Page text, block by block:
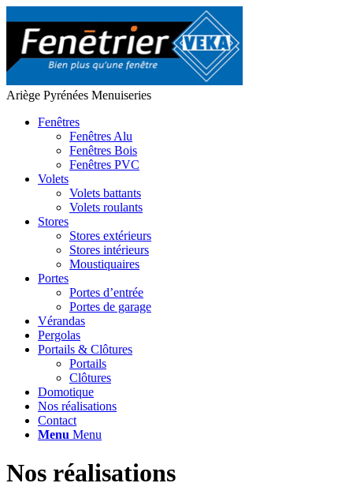
Ariège Pyrénées Menuiseries
Fenêtres
Fenêtres Alu
Fenêtres Bois
Fenêtres PVC
Volets
Volets battants
Volets roulants
Stores
Stores extérieurs
Stores intérieurs
Moustiquaires
Portes
Portes d’entrée
Portes de garage
Vérandas
Pergolas
Portails & Clôtures
Portails
Clôtures
Domotique
Nos réalisations
Contact
Menu Menu
Nos réalisations